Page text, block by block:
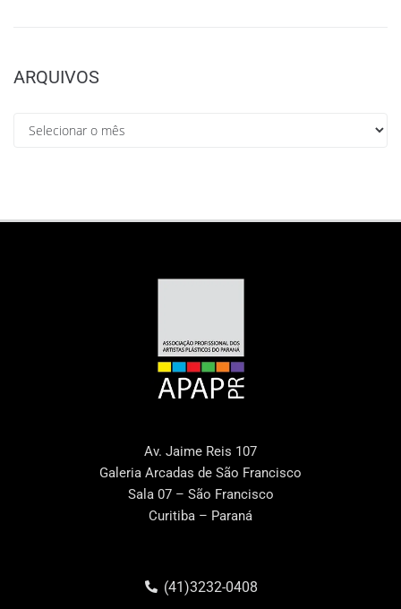
ARQUIVOS
Av. Jaime Reis 107
Galeria Arcadas de São Francisco
Sala 07 – São Francisco
Curitiba – Paraná
(41)3232-0408